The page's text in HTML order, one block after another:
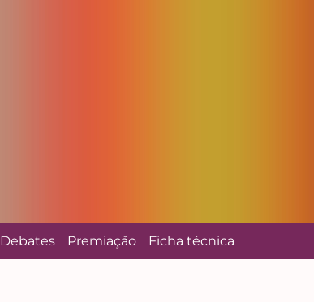
Debates Premiação Ficha técnica